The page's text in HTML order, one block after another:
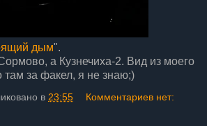
дым".
а Кузнечиха-2. Вид из моего
там за факел, я не знаю;)
в 23:55 Комментариев нет: